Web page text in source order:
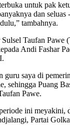
untuk pak
dan
tambahnya.
Taufan Pawe
Andi Fashar
guru saya di
sehingga Puang
Pawe.
ini meyakini,
Partai